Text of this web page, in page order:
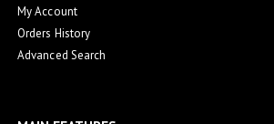
My Account
Orders History
Advanced Search